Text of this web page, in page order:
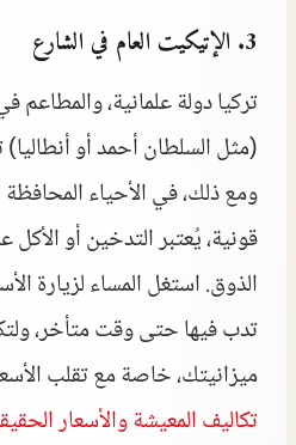
3. الإتيكيت العام في الشارع
تركيا دولة علمانية، والمطاعم
(مثل السلطان أحمد أو
ومع ذلك، في الأحياء المحافظة
قونية، يُعتبر التدخين أو
الذوق. استغل المساء لزيارة
تدب فيها حتى وقت متأخر،
ميزانيتك، خاصة مع تقلب
تكاليف المعيشة والأسعار